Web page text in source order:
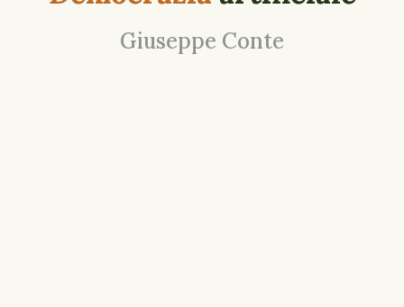
Giuseppe Conte